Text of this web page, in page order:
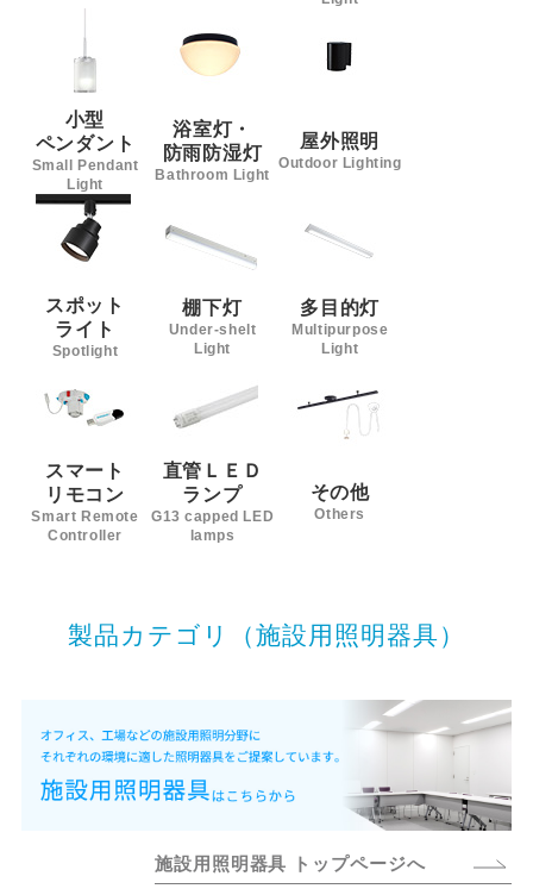
小型
ペンダント
Small Pendant
Light
浴室灯・
防雨防湿灯
Bathroom Light
屋外照明
Outdoor Lighting
スポット
ライト
Spotlight
棚下灯
Under-shelt
Light
多目的灯
Multipurpose
Light
スマート
リモコン
Smart Remote
Controller
直管ＬＥＤ
ランプ
G13 capped LED
lamps
その他
Others
製品カテゴリ（施設用照明器具）
施設用照明器具 トップページへ